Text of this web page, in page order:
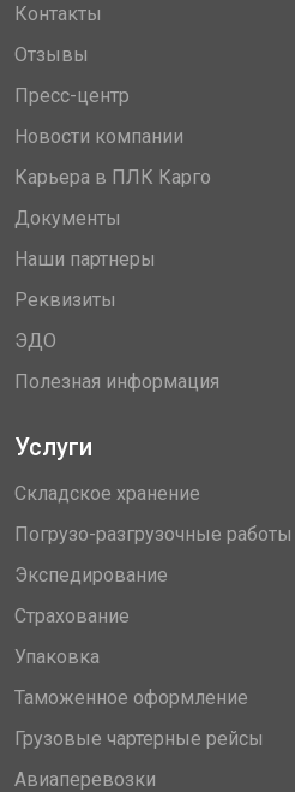
Контакты
Отзывы
Пресс-центр
Новости компании
Карьера в ПЛК Карго
Документы
Наши партнеры
Реквизиты
ЭДО
Полезная информация
Услуги
Складское хранение
Погрузо-разгрузочные работы
Экспедирование
Страхование
Упаковка
Таможенное оформление
Грузовые чартерные рейсы
Авиаперевозки